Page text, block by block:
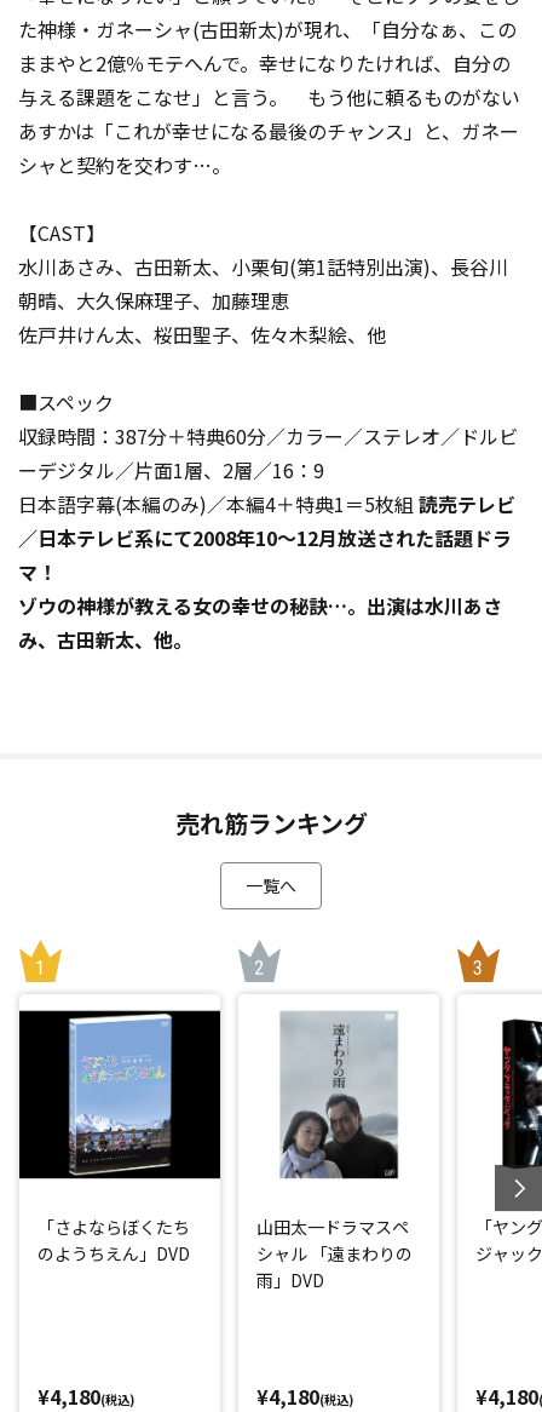
た神様・ガネーシャ(古田新太)が現れ、「自分なぁ、この
ままやと2億％モテへんで。幸せになりたければ、自分の
与える課題をこなせ」と言う。 もう他に頼るものがない
あすかは「これが幸せになる最後のチャンス」と、ガネー
シャと契約を交わす…。
【CAST】
水川あさみ、古田新太、小栗旬(第1話特別出演)、長谷川
朝晴、大久保麻理子、加藤理恵
佐戸井けん太、桜田聖子、佐々木梨絵、他
■スペック
収録時間：387分＋特典60分／カラー／ステレオ／ドルビ
ーデジタル／片面1層、2層／16：9
日本語字幕(本編のみ)／本編4＋特典1＝5枚組 読売テレビ
／日本テレビ系にて2008年10～12月放送された話題ドラ
マ！
ゾウの神様が教える女の幸せの秘訣…。出演は水川あさ
み、古田新太、他。
売れ筋ランキング
一覧へ
「さよならぼくたち
のようちえん」DVD
¥4,180(税込)
山田太一ドラマスペ
シャル 「遠まわりの
雨」DVD
¥4,180(税込)
「ヤン
ジャッ
¥4,180